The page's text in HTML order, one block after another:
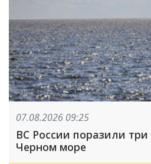
07.08.2026 09:25
ВС России поразили три
Черном море